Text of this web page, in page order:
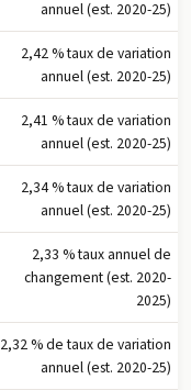
annuel (est. 2020-25)
2,42 % taux de variation
annuel (est. 2020-25)
2,41 % taux de variation
annuel (est. 2020-25)
2,34 % taux de variation
annuel (est. 2020-25)
2,33 % taux annuel de
changement (est. 2020-
2025)
2,32 % de taux de variation
annuel (est. 2020-25)